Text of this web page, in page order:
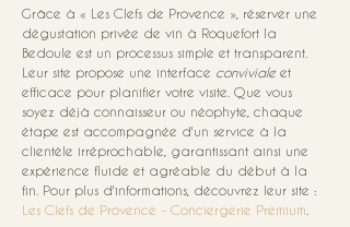
Grâce à « Les Clefs de Provence », réserver une
dégustation privée de vin à Roquefort la
Bedoule est un processus simple et transparent.
Leur site propose une interface conviviale et
efficace pour planifier votre visite. Que vous
soyez déjà connaisseur ou néophyte, chaque
étape est accompagnée d'un service à la
clientèle irréprochable, garantissant ainsi une
expérience fluide et agréable du début à la
fin. Pour plus d'informations, découvrez leur site :
Les Clefs de Provence - Conciergerie Premium